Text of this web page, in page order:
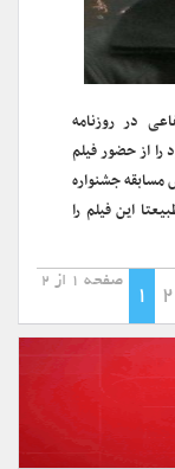
در روزنامه
را از حضور فیلم
مسابقه جشنواره
این فیلم را
صفحه 1 از 2
1 2